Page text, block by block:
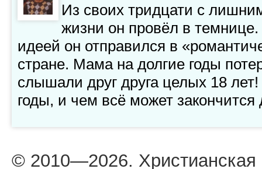
Из своих тридцати с
жизни он провёл в
идеей он отправился в
стране. Мама на долгие годы
слышали друг друга целых 18 лет!
годы, и чем всё может закончится
© 2010—2026.